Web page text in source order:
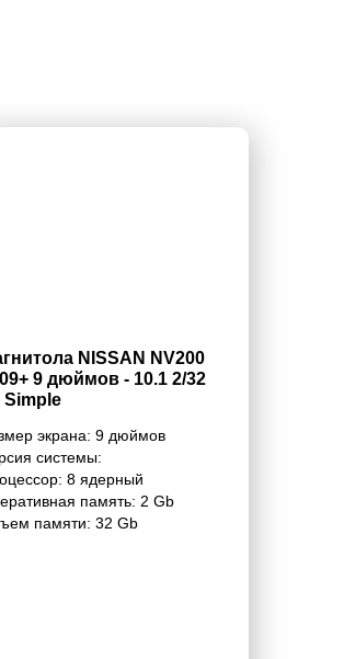
NISSAN NV200
9 дюймов - 10.1 2/32
Simple
экрана: 9 дюймов
системы:
8 ядерный
память: 2 Gb
памяти: 32 Gb